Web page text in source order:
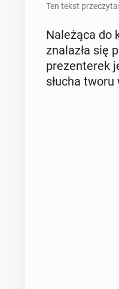
Ten tekst
Na­le­żą­ca do
zna­la­zła się
pre­zen­te­rek
słucha